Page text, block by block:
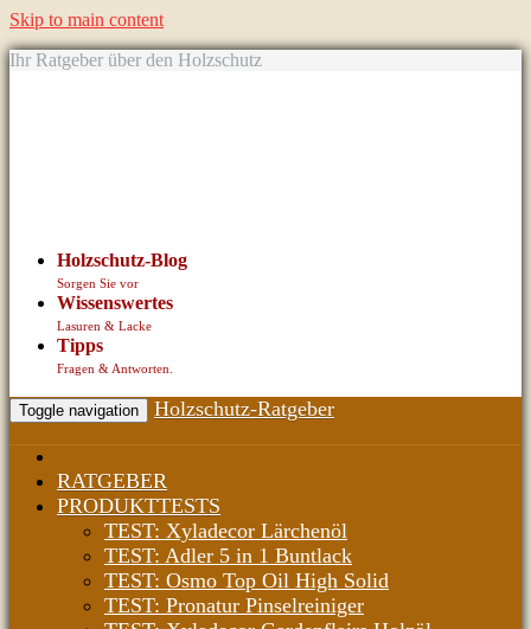
Skip to main content
Ihr Ratgeber über den Holzschutz
Holzschutz-Blog
Sorgen Sie vor
Wissenswertes
Lasuren & Lacke
Tipps
Fragen & Antworten.
Toggle navigation Holzschutz-Ratgeber
RATGEBER
PRODUKTTESTS
TEST: Xyladecor Lärchenöl
TEST: Adler 5 in 1 Buntlack
TEST: Osmo Top Oil High Solid
TEST: Pronatur Pinselreiniger